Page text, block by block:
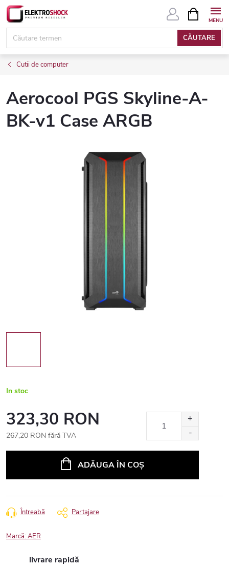
Treci
conținut
CĂUTARE
COŞ
DE
Cutii de computer
Aerocool PGS Skyline-A-
BK-v1 Case ARGB
In stoc
323,30 RON
267,20 RON fără TVA
ADĂUGA ÎN COŞ
Întreabă Partajare
Marcă:AER
livrare rapidă